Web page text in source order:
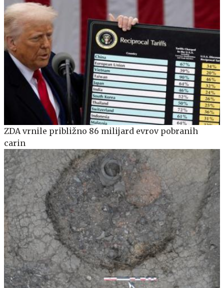
ZDA vrnile približno 86 milijard evrov pobranih
carin